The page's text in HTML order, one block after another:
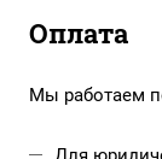
Оплата
Мы работаем